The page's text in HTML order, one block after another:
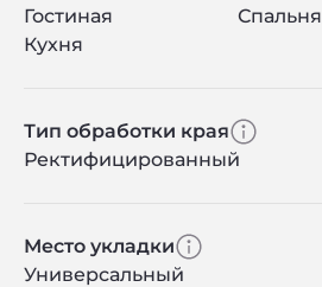
Гостиная
Спальня
Кухня
Тип обработки края
Ректифицированный
Место укладки
Универсальный